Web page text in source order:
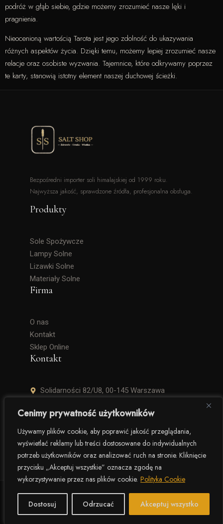
Cenimy prywatność użytkowników
Używamy plików cookie, aby poprawić jakość przeglądania,
wyświetlać reklamy lub treści dostosowane do indywidualnych
potrzeb użytkowników oraz analizować ruch na stronie. Kliknięcie
przycisku „Akceptuj wszystkie” oznacza zgodę na
wykorzystywanie przez nas plików cookie. Polityka Cookie
Dostosuj Odrzucać Akceptuj wszystko
podróż w głąb siebie, gdzie możemy zrozumieć nasze lęki i
pragnienia.
Nieocenioną wartością Tarota jest jego zdolność do ukazywania
różnych aspektów życia. Dzięki temu, możemy lepiej zrozumieć nasze
relacje oraz osobiste wyzwania. Tajemnice, które odkrywamy poprzez
te karty, stanowią istotny element naszej duchowej ścieżki.
Bezpośredni importer soli himalajskiej od 1999 roku.
Najwyższa jakość, sprawdzone źródła, profesjonalna obsługa.
Produkty
Sole Spożywcze
Lampy Solne
Lizawki Solne
Materiały Solne
Firma
O nas
Kontakt
Sklep Online
Kontakt
Solidarności 82/U8, 00-145 Warszawa
+48 506 504 900
krzysztof.lipinski@salinarium.com
Pon. – Pt. 8:00 – 16:00
© 2025 Salinarium – The Salt Company. Wszelkie prawa
zastrzeżone.